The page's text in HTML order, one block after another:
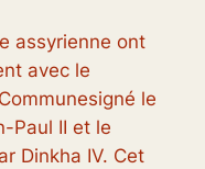
assyrienne ont
avec le
signé le
Paul II et le
Dinkha IV. Cet